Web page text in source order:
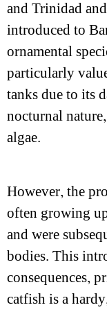
and Trinidad
introduced to
ornamental
particularly
tanks due to its
nocturnal
algae.
However, the
often growing
and were
bodies. This
consequences,
catfish is a